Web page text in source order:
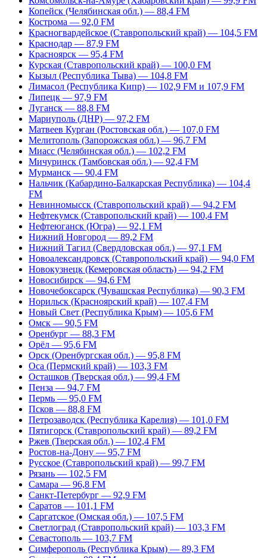
Копейск (Челябинская обл.) — 88,4 FM
Кострома — 92,0 FM
Красногвардейское (Ставропольский край) — 104,5 FM
Краснодар — 87,9 FM
Красноярск — 95,4 FM
Курская (Ставропольский край) — 100,0 FM
Кызыл (Республика Тыва) — 104,8 FM
Лимасол (Республика Кипр) — 102,9 FM и 107,9 FM
Липецк — 97,9 FM
Луганск — 88,8 FM
Мариуполь (ДНР) — 97,2 FM
Матвеев Курган (Ростовская обл.) — 107,0 FM
Мелитополь (Запорожская обл.) — 96,7 FM
Миасс (Челябинская обл.) — 102,2 FM
Мичуринск (Тамбовская обл.) — 92,4 FM
Мурманск — 90,4 FM
Нальчик (Кабардино-Балкарская Республика) — 104,4
FM
Невинномысск (Ставропольский край) — 94,2 FM
Нефтекумск (Ставропольский край) — 100,4 FM
Нефтеюганск (Югра) — 92,1 FM
Нижний Новгород — 89,2 FM
Нижний Тагил (Свердловская обл.) — 97,1 FM
Новоалександровск (Ставропольский край) — 94,0 FM
Новокузнецк (Кемеровская область) — 94,2 FM
Новосибирск — 94,6 FM
Новочебоксарск (Чувашская Республика) — 90,3 FM
Норильск (Красноярский край) — 107,4 FM
Новый Свет (Республика Крым) — 105,6 FM
Омск — 90,5 FM
Оренбург — 88,3 FM
Орёл — 95,6 FM
Орск (Оренбургская обл.) — 95,8 FM
Оса (Пермский край) — 103,3 FM
Осташков (Тверская обл.) — 99,4 FM
Пенза — 94,7 FM
Пермь — 95,0 FM
Псков — 88,8 FM
Петрозаводск (Республика Карелия) — 101,0 FM
Пятигорск (Ставропольский край) — 89,2 FM
Ржев (Тверская обл.) — 102,4 FM
Ростов-на-Дону — 95,7 FM
Русское (Ставропольский край) — 99,7 FM
Рязань — 102,5 FM
Самара — 96,8 FM
Санкт-Петербург — 92,9 FM
Саратов — 101,1 FM
Саргатское (Омская обл.) — 107,5 FM
Светлоград (Ставропольский край) — 103,3 FM
Севастополь — 103,7 FM
Симферополь (Республика Крым) — 89,3 FM